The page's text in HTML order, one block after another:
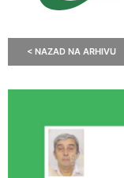
< NAZAD NA ARHIVU